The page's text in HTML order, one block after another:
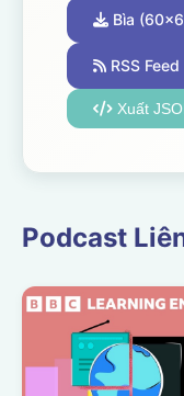
Bìa
RSS Feed
Xuất
Podcast